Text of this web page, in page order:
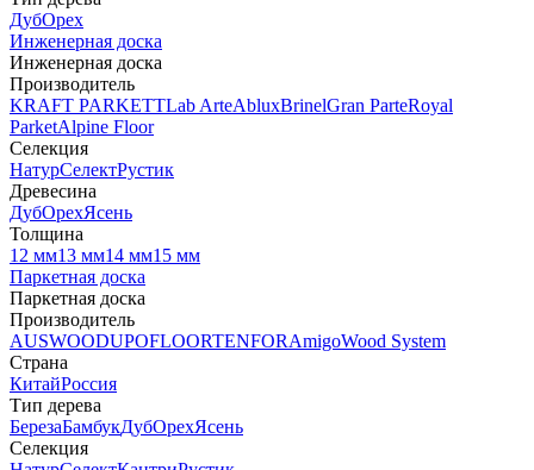
ДубОрех
Инженерная доска
Инженерная доска
Производитель
KRAFT PARKETTLab ArteAbluxBrinelGran ParteRoyal
ParketAlpine Floor
Селекция
НатурСелектРустик
Древесина
ДубОрехЯсень
Толщина
12 мм13 мм14 мм15 мм
Паркетная доска
Паркетная доска
Производитель
AUSWOODUPOFLOORTENFORAmigoWood System
Страна
КитайРоссия
Тип дерева
БерезаБамбукДубОрехЯсень
Селекция